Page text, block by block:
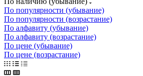
По популярности (убывание)
По популярности (возрастание)
По алфавиту (убывание)
По алфавиту (возрастание)
По цене (убывание)
По цене (возрастание)